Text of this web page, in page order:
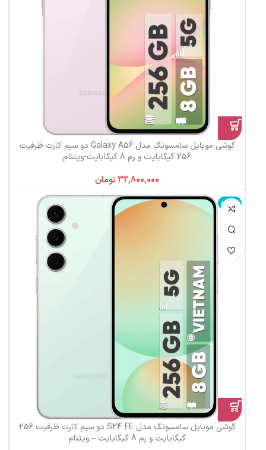
گوشی موبایل سامسونگ مدل Galaxy A56 دو سیم کارت ظرفیت
256 گیگابایت و رم 8 گیگابایت-ویتنام
تومان
ناموجود
گوشی موبایل سامسونگ مدل S24 FE دو سیم کارت ظرفیت 256
گیگابایت و رم 8 گیگابایت – ویتنام